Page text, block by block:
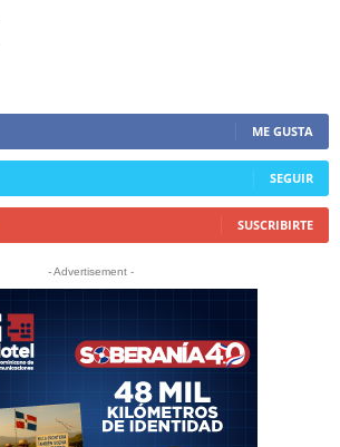
ME GUSTA
SEGUIR
SUSCRIBIRTE
- Advertisement -